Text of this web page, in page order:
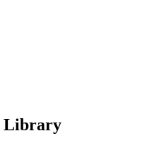
Library